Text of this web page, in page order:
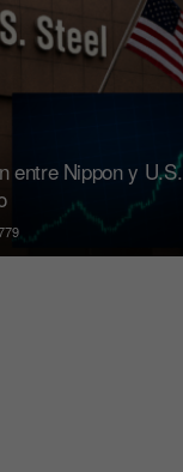
entre Nippon y U.S.